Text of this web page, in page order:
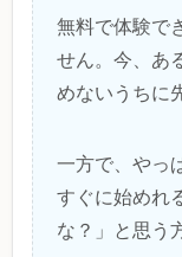
無料で体験で
せん。今、あ
めないうちに
一方で、やっ
すぐに始めれ
な？」と思う